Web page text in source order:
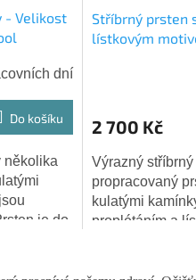
- Velikost
dní
Do košíku
několika
je do
Stříbrný prsten
lístkovým
2 700 Kč
Výrazný
propracovaný
kulatými
proplétáním a